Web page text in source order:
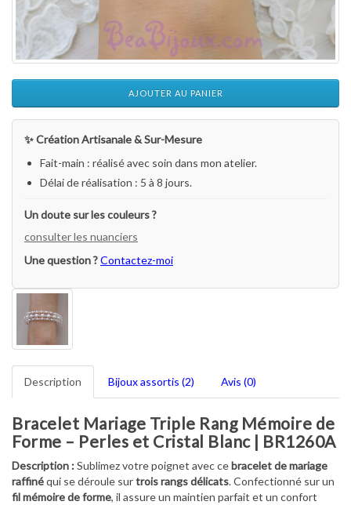
AJOUTER AU PANIER
✨ Création Artisanale & Sur-Mesure
Fait-main : réalisé avec soin dans mon atelier.
Délai de réalisation : 5 à 8 jours.
Un doute sur les couleurs ?
consulter les nuanciers
Une question ?Contactez-moi
Description Bijoux assortis (2) Avis (0)
Bracelet Mariage Triple Rang Mémoire de
Forme – Perles et Cristal Blanc | BR1260A
Description :Sublimez votre poignet avec cebracelet de mariage
raffinéqui se déroule surtrois rangs délicats. Confectionné sur un
fil mémoire de forme, il assure un maintien parfait et un confort